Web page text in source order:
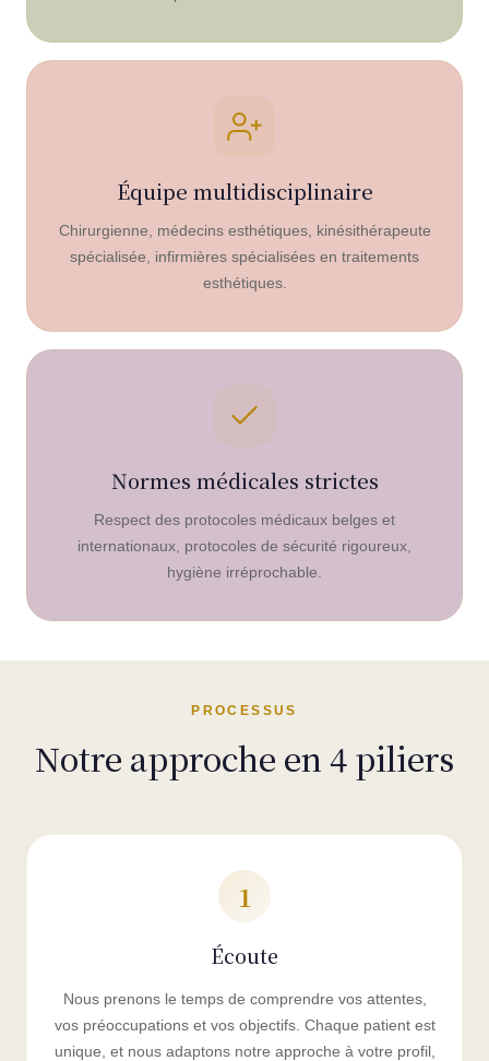
Équipe multidisciplinaire
Chirurgienne, médecins esthétiques, kinésithérapeute
spécialisée, infirmières spécialisées en traitements
esthétiques.
Normes médicales strictes
Respect des protocoles médicaux belges et
internationaux, protocoles de sécurité rigoureux,
hygiène irréprochable.
PROCESSUS
Notre approche en 4 piliers
1
Écoute
Nous prenons le temps de comprendre vos attentes,
vos préoccupations et vos objectifs. Chaque patient est
unique, et nous adaptons notre approche à votre profil,